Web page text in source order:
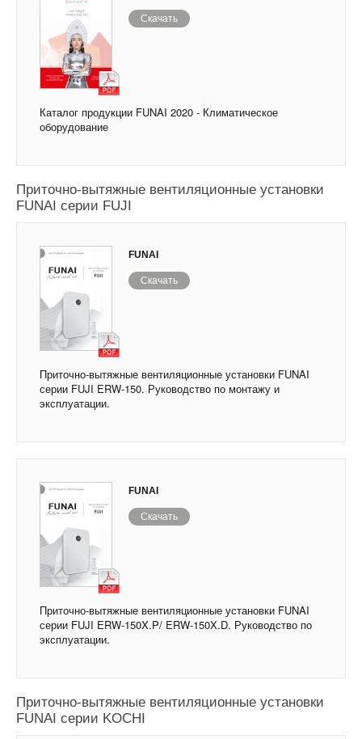
Скачать
Каталог продукции FUNAI 2020 - Климатическое
оборудование
Приточно-вытяжные вентиляционные установки
FUNAI серии FUJI
FUNAI
Скачать
Приточно-вытяжные вентиляционные установки FUNAI
серии FUJI ERW-150. Руководство по монтажу и
эксплуатации.
FUNAI
Скачать
Приточно-вытяжные вентиляционные установки FUNAI
серии FUJI ERW-150X.P/ ERW-150X.D. Руководство по
эксплуатации.
Приточно-вытяжные вентиляционные установки
FUNAI серии KOCHI